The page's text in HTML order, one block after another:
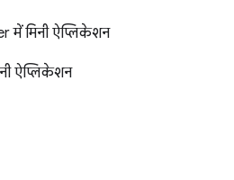
में मिनी ऐप्लिकेशन
ऐप्लिकेशन